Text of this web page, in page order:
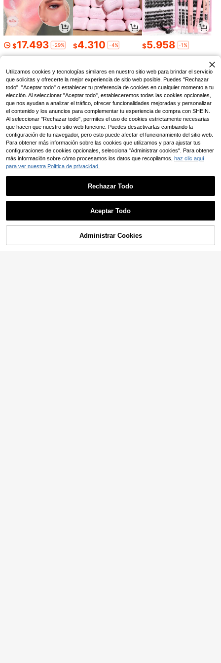
1 pieza de mantel con adorno de fe
stones bordado floral, mantel de me
sa con forma de rectángulo de dise
ño de Jacquard blanco simple para
Establecido hace 1 año
63.690
1 PIEZA Mantel con estampado de
cuadros rojos, estilo bohemio casua
l y fresco, mantel de mesa de come
dor, cubierta de decoración del hog
ar pastoral, adecuado para hotel, re
staurante, dormitorio, sala de estar,
fiesta, reunión al aire libre, decoraci
19.729 -1%
1 pieza Mantel bordado con encaje,
la de poliéster, mantel con patrón fl
oral bordado, mantel rectangular cu
adrado, adecuado para decoración
de mesa de comedor y sala de estar
Solo quedan 3
Clientes habituales
Clientes habituales
Clientes habituales
Solo quedan 3
35.104
Lo sentimos, este producto está agotado.
AGOTADO
$17.493 -29% $4.310 -4% $5.958 -1%
$30.123 -8% $27.891 -7% $3.990 -7%
Utilizamos cookies y tecnologías similares en nuestro sitio web para brindar el servicio
que solicitas y ofrecerte la mejor experiencia de sitio web posible. Puedes "Rechazar
todo", "Aceptar todo" o establecer tu preferencia de cookies en cualquier momento a tu
elección. Al seleccionar "Aceptar todo", estableceremos todas las cookies opcionales,
que nos ayudan a analizar el tráfico, ofrecer funcionalidades mejoradas y personalizar
el contenido y los anuncios para complementar tu experiencia de compra con SHEIN.
Al seleccionar "Rechazar todo", permites el uso de cookies estrictamente necesarias
que hacen que nuestro sitio web funcione. Puedes desactivarlas cambiando la
configuración de tu navegador, pero esto puede afectar el funcionamiento del sitio web.
Para obtener más información sobre las cookies que utilizamos y para ajustar tus
configuraciones de cookies opcionales, selecciona "Administrar cookies". Para obtener
más información sobre cómo procesamos los datos que recopilamos, haz clic aquí
para ver nuestra Política de privacidad.
Rechazar Todo
Aceptar Todo
Administrar Cookies